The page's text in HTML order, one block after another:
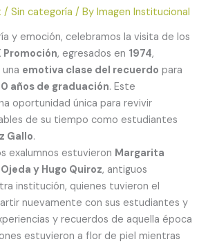
/Sin categoría / ByImagen Institucional
y emoción, celebramos la visita de los
Promoción, egresados en 1974,
emotiva clase del recuerdo para
años de graduación. Este
oportunidad única para revivir
de su tiempo como estudiantes
Gallo.
exalumnos estuvieron Margarita
y Hugo Quiroz, antiguos
institución, quienes tuvieron el
nuevamente con sus estudiantes y
y recuerdos de aquella época
estuvieron a flor de piel mientras